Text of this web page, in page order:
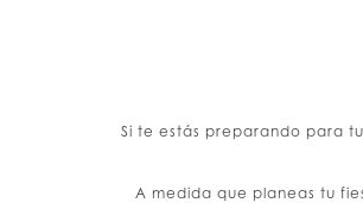
Si te estás preparando para
A medida que planeas tu